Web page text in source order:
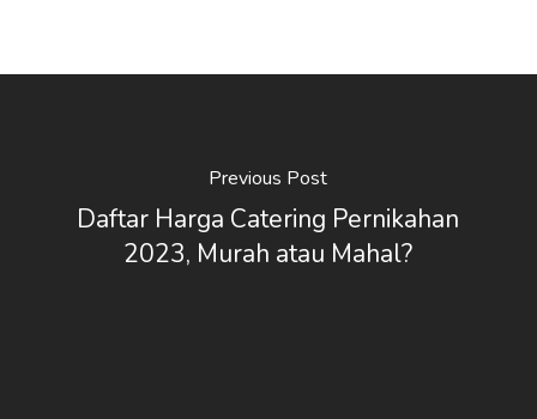
Previous Post
Daftar Harga Catering Pernikahan
2023, Murah atau Mahal?